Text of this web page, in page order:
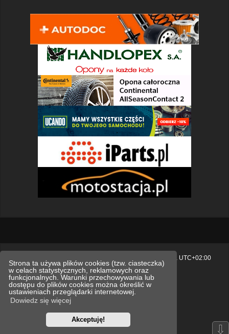
Strona ta używa plików cookies (tzw. ciasteczka)
w celach statystycznych, reklamowych oraz
funkcjonalnych. Warunki przechowywania lub
dostępu do plików cookies można określić w
ustawieniach przeglądarki internetowej.
Dowiedz się więcej
Akceptuję!
Strefa czasowa UTC+02:00
Polityka prywatności.
Technologię dostarczaphpBB® Forum Software © phpBB Limited
Polski pakiet językowy dostarczaphpBB.pl
we_universal created by INVENTEA & v12mike
phpBB SEO ⇩